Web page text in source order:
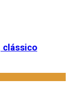
clássico